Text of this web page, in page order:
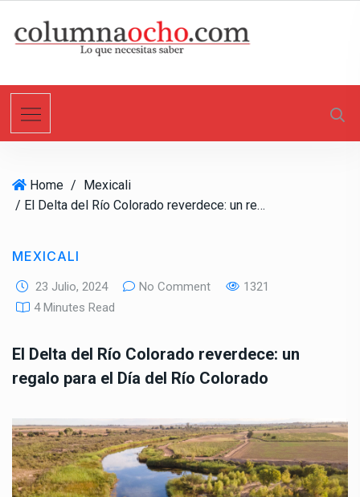
t
Home / Mexicali
/ El Delta del Río Colorado reverdece: un regalo para el Día del Río Colorado
MEXICALI
23 Julio, 2024 No Comment
1321
4 Minutes Read
El Delta del Río Colorado reverdece: un
regalo para el Día del Río Colorado